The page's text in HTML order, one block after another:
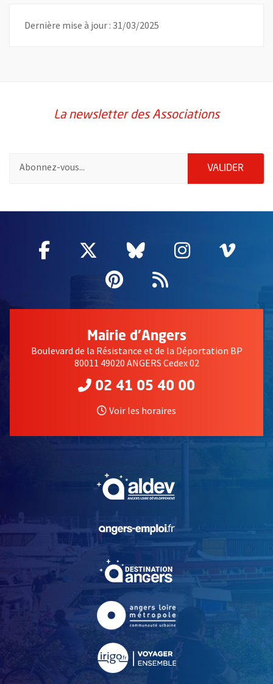
Dernière mise à jour : 31/03/2025
La newsletter des Associations
VALIDER
Facebook
, Ouvre une nouvelle fenêtre
Twitter
, Ouvre une nouvelle
Bluesky
, Ouvre une
Instagram
, Ouvre
,
Pinterest
, Ouvre une
Flux RSS
Mairie d'Angers
Boulevard de la Résistance et de la Déportation BP
80011 49020 ANGERS Cedex 02
02 41 05 40 00
Voir les horaires
, Ouvre une nouvelle
, Ouvre une nouvelle